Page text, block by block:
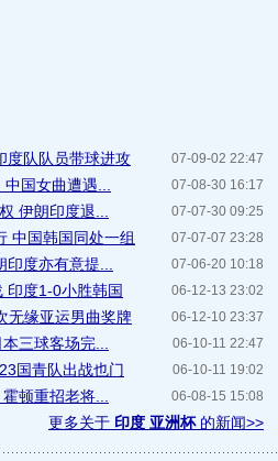
07-09-02 22:47
度队队员带球进攻
07-08-30 16:17
国女曲遭遇...
07-07-30 09:25
伊朗印度退...
07-07-07 23:28
中国韩国同处一组
07-06-20 10:18
度亦有意提...
06-12-13 23:02
印度1-0小胜韩国
06-12-10 23:37
无缘亚运男曲奖牌
06-10-11 22:47
三球客场完...
06-10-11 19:02
国青队出战也门
06-08-15 15:08
顿重招老将...
更多关于 印度 亚洲杯的新闻>>